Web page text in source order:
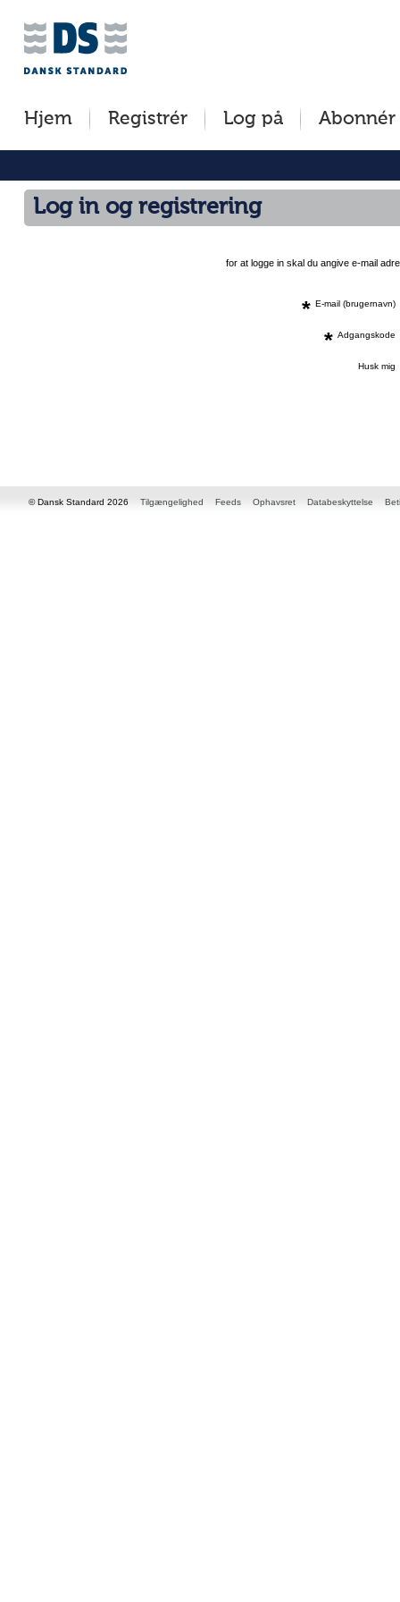
Jump
[s]Hjem Registrér Log på Abonnér
Log in og registrering
for at logge in skal du angive e-mail
* E-mail (brugernavn)
* Adgangskode
Husk mig
© Dansk Standard 2026 Tilgængelighed Feeds Ophavsret Databeskyttelse